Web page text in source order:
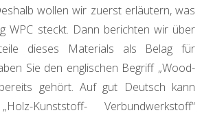
wollen wir zuerst erläutern, was
WPC steckt. Dann berichten wir über
dieses Materials als Belag für
Sie den englischen Begriff „Wood-
bereits gehört. Auf gut Deutsch kann
Kunststoff- Verbundwerkstoff“